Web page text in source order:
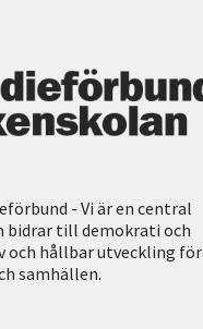
- Vi är en central
bidrar till demokrati och
och hållbar utveckling för
samhällen.